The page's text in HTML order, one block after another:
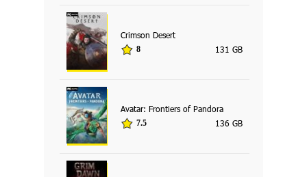
Crimson Desert
8 131 GB
Avatar: Frontiers of Pandora
7.5 136 GB